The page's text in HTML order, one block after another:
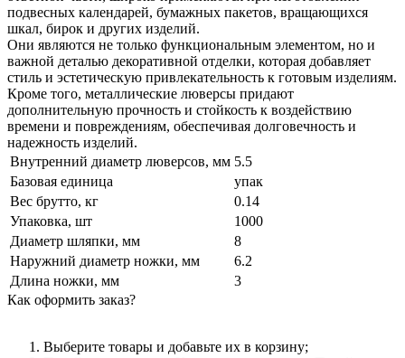
подвесных календарей, бумажных пакетов, вращающихся
шкал, бирок и других изделий.
Они являются не только функциональным элементом, но и
важной деталью декоративной отделки, которая добавляет
стиль и эстетическую привлекательность к готовым изделиям.
Кроме того, металлические люверсы придают
дополнительную прочность и стойкость к воздействию
времени и повреждениям, обеспечивая долговечность и
надежность изделий.
Внутренний диаметр люверсов, мм 5.5
Базовая единица
упак
Вес брутто, кг
0.14
Упаковка, шт
1000
Диаметр шляпки, мм
8
Наружний диаметр ножки, мм
6.2
Длина ножки, мм
3
Как оформить заказ?
Выберите товары и добавьте их в корзину;